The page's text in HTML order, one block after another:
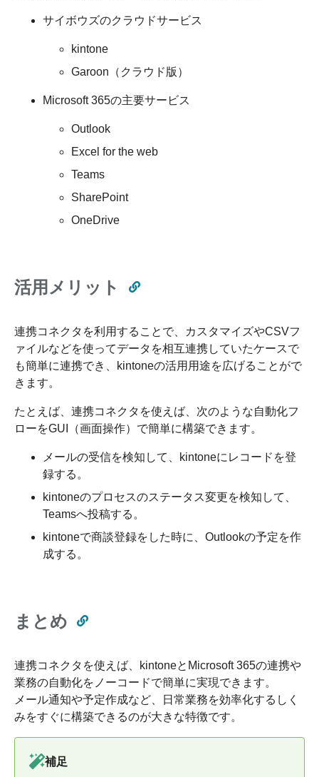
サイボウズのクラウドサービス
kintone
Garoon（クラウド版）
Microsoft 365の主要サービス
Outlook
Excel for the web
Teams
SharePoint
OneDrive
活用メリット
連携コネクタを利用することで、カスタマイズやCSVフ
ァイルなどを使ってデータを相互連携していたケースで
も簡単に連携でき、kintoneの活用用途を広げることがで
きます。
たとえば、連携コネクタを使えば、次のような自動化フ
ローをGUI（画面操作）で簡単に構築できます。
メールの受信を検知して、kintoneにレコードを登
録する。
kintoneのプロセスのステータス変更を検知して、
Teamsへ投稿する。
kintoneで商談登録をした時に、Outlookの予定を作
成する。
まとめ
連携コネクタを使えば、kintoneとMicrosoft 365の連携や
業務の自動化をノーコードで簡単に実現できます。
メール通知や予定作成など、日常業務を効率化するしく
みをすぐに構築できるのが大きな特徴です。
補足